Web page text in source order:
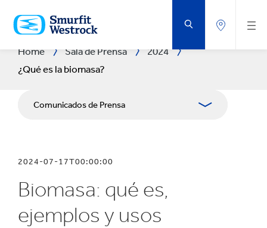
AL
CONTENIDO
PRINCIPAL
Home Sala de Prensa
2024
¿Qué es la biomasa?
Comunicados de Prensa
Recursos para los medios
2024-07-17T00:00:00
Biomasa: qué es,
ejemplos y usos